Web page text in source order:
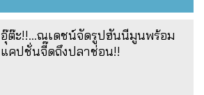
อุ๊ต๊ะ!!...ณเดชน์จัดรูปฮันนีมูนพร้อม
แคปชั่นจี๊ดถึงปลาช่อน!!